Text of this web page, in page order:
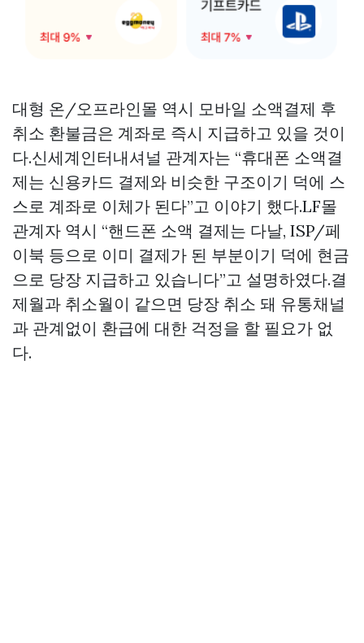
대형 온/오프라인몰 역시 모바일 소액결제 후
취소 환불금은 계좌로 즉시 지급하고 있을 것이
다.신세계인터내셔널 관계자는 “휴대폰 소액결
제는 신용카드 결제와 비슷한 구조이기 덕에 스
스로 계좌로 이체가 된다”고 이야기 했다.LF몰
관계자 역시 “핸드폰 소액 결제는 다날, ISP/페
이북 등으로 이미 결제가 된 부분이기 덕에 현금
으로 당장 지급하고 있습니다”고 설명하였다.결
제월과 취소월이 같으면 당장 취소 돼 유통채널
과 관계없이 환급에 대한 걱정을 할 필요가 없
다.